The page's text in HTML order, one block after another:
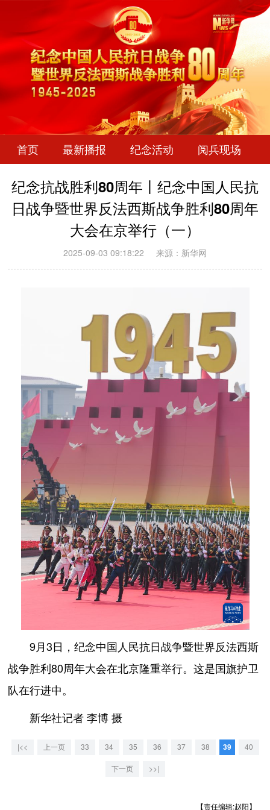
首页 最新播报 纪念活动 阅兵现场
纪念抗战胜利80周年丨纪念中国人民抗
日战争暨世界反法西斯战争胜利80周年
大会在京举行（一）
2025-09-03 09:18:22 来源：新华网
9月3日，纪念中国人民抗日战争暨世界反法西斯
战争胜利80周年大会在北京隆重举行。这是国旗护卫
队在行进中。
新华社记者 李博 摄
|<< 上一页 33 34 35 36 37 38 39 40
下一页 >>|
【责任编辑:赵阳】